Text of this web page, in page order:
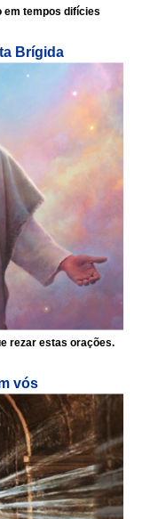
em tempos difícies
Brígida
rezar estas orações.
vós